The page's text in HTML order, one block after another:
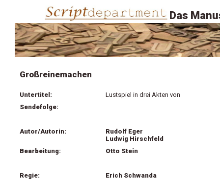
Das
Großreinemachen
Untertitel:
Lustspiel in drei Akten von
Sendefolge:
Autor/Autorin:
Rudolf Eger
Ludwig Hirschfeld
Bearbeitung:
Otto Stein
Regie:
Erich Schwanda